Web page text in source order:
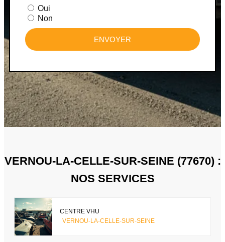
Oui
Non
ENVOYER
VERNOU-LA-CELLE-SUR-SEINE (77670) :
NOS SERVICES
CENTRE VHU
VERNOU-LA-CELLE-SUR-SEINE